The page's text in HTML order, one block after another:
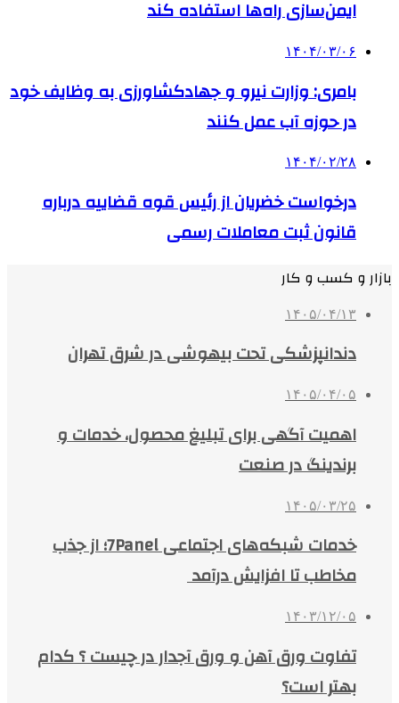
ایمن‌سازی راه‌ها استفاده کند
۱۴۰۴/۰۳/۰۶
بامری:‌ وزارت نیرو و جهادکشاورزی به وظایف خود
در حوزه آب عمل کنند
۱۴۰۴/۰۲/۲۸
درخواست خضریان از رئیس قوه قضاییه درباره
قانون ثبت معاملات رسمی
بازار و کسب و کار
۱۴۰۵/۰۴/۱۳
دندانپزشکی تحت بیهوشی در شرق تهران
۱۴۰۵/۰۴/۰۵
اهمیت آگهی برای تبلیغ محصول، خدمات و
برندینگ در صنعت
۱۴۰۵/۰۳/۲۵
خدمات شبکه‌های اجتماعی 7Panel؛ از جذب
مخاطب تا افزایش درآمد
۱۴۰۳/۱۲/۰۵
تفاوت ورق آهن و ورق آجدار در چیست ؟ کدام
بهتر است؟